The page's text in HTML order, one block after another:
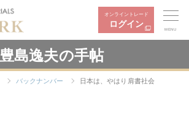
オンライントレード
ログイン
MENU
豊島逸夫の手帖
バックナンバー 日本は、やはり肩書社会